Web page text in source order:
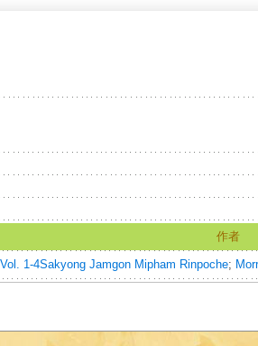
作者
1-4Sakyong Jamgon Mipham Rinpoche;